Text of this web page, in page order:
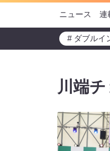
ニュース 連
# ダブルイ
川端